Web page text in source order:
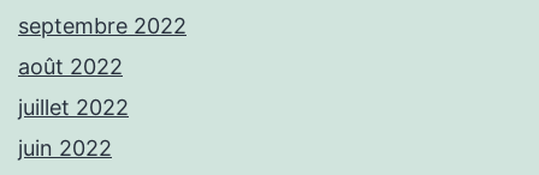
septembre 2022
août 2022
juillet 2022
juin 2022